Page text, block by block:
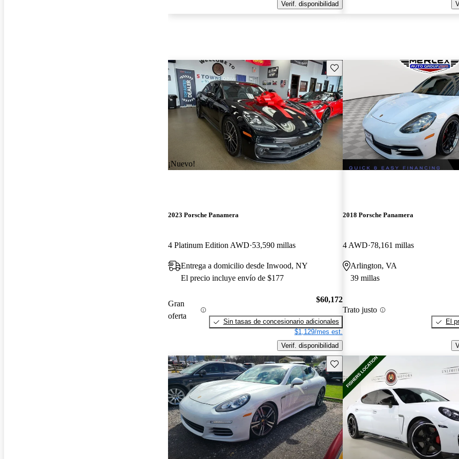
Verif. disponibilidad
¡Nuevo!
Guarda este Aviso
2023 Porsche Panamera
4 Platinum Edition AWD 53,590 millas
Entrega a domicilio desde Inwood, NY
El precio incluye envío de $177
Gran
oferta
$60,172
Sin tasas de concesionario adicionales
$1,129/mes est.
Verif. disponibilidad
2018 Porsche Panamera
4 AWD 78,161 millas
Arlington, VA
39 millas
Trato justo
El
Guarda este Aviso